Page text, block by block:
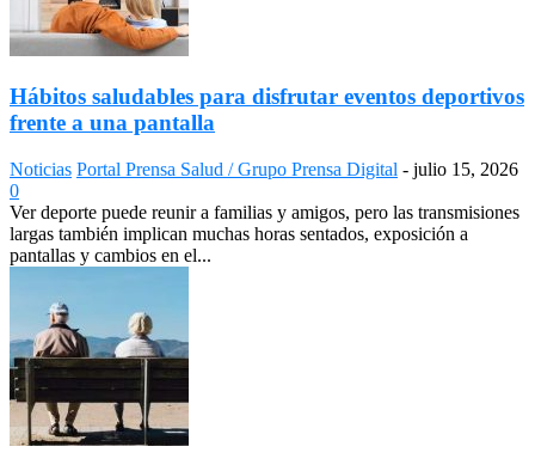
Hábitos saludables para disfrutar eventos deportivos
frente a una pantalla
Noticias Portal Prensa Salud / Grupo Prensa Digital - julio 15, 2026
0
Ver deporte puede reunir a familias y amigos, pero las transmisiones
largas también implican muchas horas sentados, exposición a
pantallas y cambios en el...